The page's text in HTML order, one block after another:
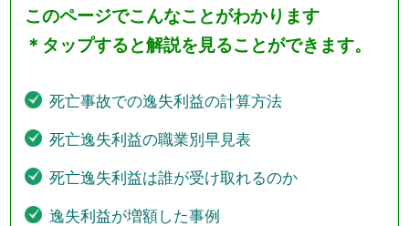
このページでこんなことがわかります
＊タップすると解説を見ることができます。
死亡事故での逸失利益の計算方法
死亡逸失利益の職業別早見表
死亡逸失利益は誰が受け取れるのか
逸失利益が増額した事例